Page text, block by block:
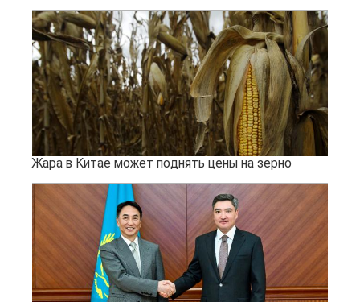
Жара в Китае может поднять цены на зерно